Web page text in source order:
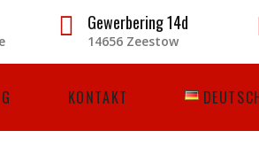
Gewerbering 14d
14656 Zeestow
KONTAKT